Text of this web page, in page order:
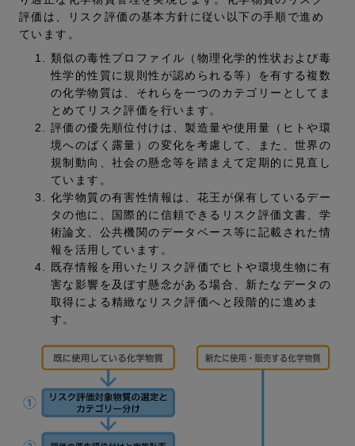
評価は、リスク評価の基本方針に従い以下の手順で進め
ています。
類似の毒性プロファイル（物理化学的性状および毒
性学的性質に規則性が認められる等）を有する複数
の化学物質は、それらを一つのカテゴリーとしてま
とめてリスク評価を行います。
評価の優先順位付けは、製造量や使用量（ヒトや環
境へのばく露量）の変化を考慮して、また、世界の
規制動向、社会の懸念等を踏まえて定期的に見直し
ています。
化学物質の有害性情報は、花王が保有しているデー
タの他に、国際的に信頼できるリスク評価文書、学
術論文、公共機関のデータベース等に記載された情
報を活用しています。
既存情報を用いたリスク評価でヒトや環境生物に有
害な影響を及ぼす懸念がある場合、新たなデータの
取得による精緻なリスク評価へと段階的に進めま
す。